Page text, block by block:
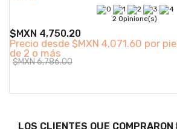
2 Opinione(s)
$MXN 4,750.20
Precio desde $MXN 4,071.60 por
de 2 o más
$MXN 6,786.00
LOS CLIENTES QUE COMPRARON